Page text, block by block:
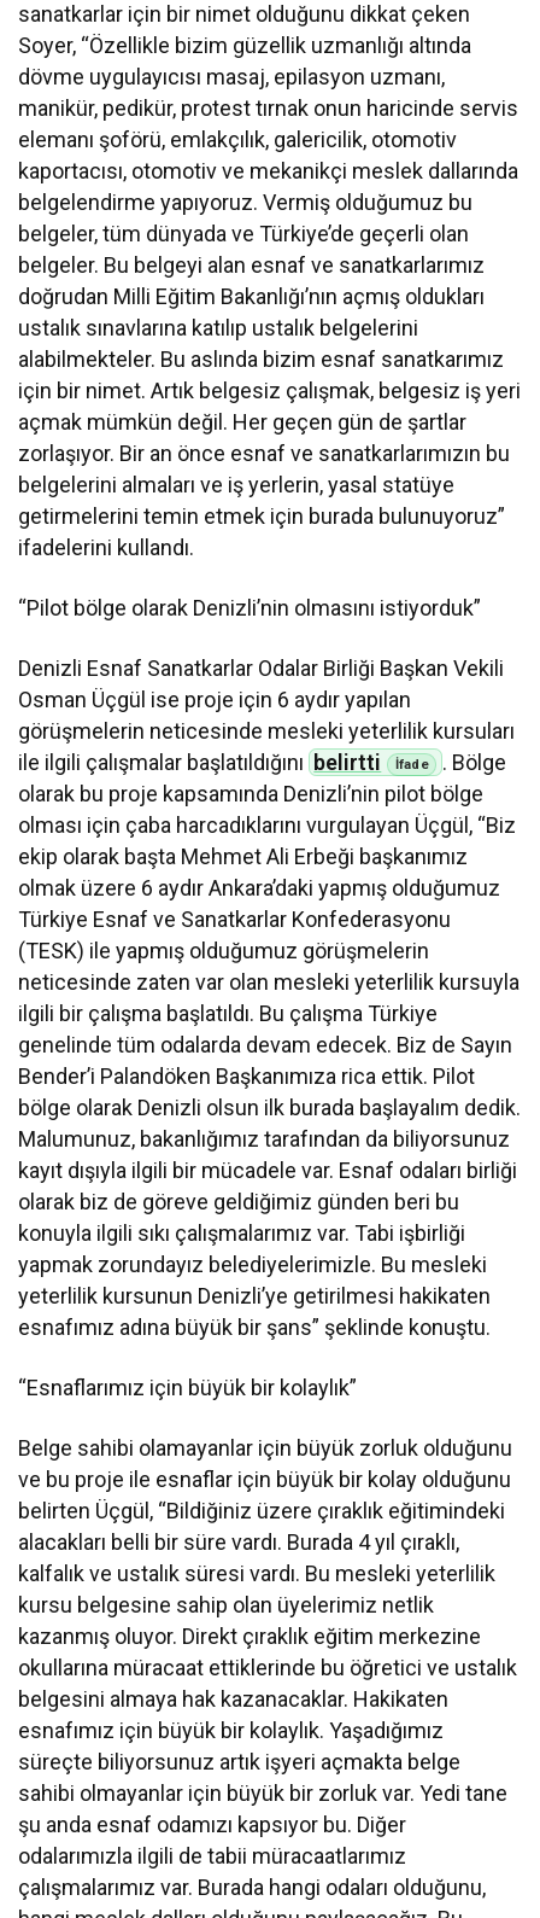
sanatkarlar için bir nimet olduğunu dikkat çeken
Soyer, “Özellikle bizim güzellik uzmanlığı altında
dövme uygulayıcısı masaj, epilasyon uzmanı,
manikür, pedikür, protest tırnak onun haricinde servis
elemanı şoförü, emlakçılık, galericilik, otomotiv
kaportacısı, otomotiv ve mekanikçi meslek dallarında
belgelendirme yapıyoruz. Vermiş olduğumuz bu
belgeler, tüm dünyada ve Türkiye’de geçerli olan
belgeler. Bu belgeyi alan esnaf ve sanatkarlarımız
doğrudan Milli Eğitim Bakanlığı’nın açmış oldukları
ustalık sınavlarına katılıp ustalık belgelerini
alabilmekteler. Bu aslında bizim esnaf sanatkarımız
için bir nimet. Artık belgesiz çalışmak, belgesiz iş yeri
açmak mümkün değil. Her geçen gün de şartlar
zorlaşıyor. Bir an önce esnaf ve sanatkarlarımızın bu
belgelerini almaları ve iş yerlerin, yasal statüye
getirmelerini temin etmek için burada bulunuyoruz”
ifadelerini kullandı.
“Pilot bölge olarak Denizli’nin olmasını istiyorduk”
Denizli Esnaf Sanatkarlar Odalar Birliği Başkan Vekili
Osman Üçgül ise proje için 6 aydır yapılan
görüşmelerin neticesinde mesleki yeterlilik kursuları
ile ilgili çalışmalar başlatıldığını belirtti
. Bölge
olarak bu proje kapsamında Denizli’nin pilot bölge
olması için çaba harcadıklarını vurgulayan Üçgül, “Biz
ekip olarak başta Mehmet Ali Erbeği başkanımız
olmak üzere 6 aydır Ankara’daki yapmış olduğumuz
Türkiye Esnaf ve Sanatkarlar Konfederasyonu
(TESK) ile yapmış olduğumuz görüşmelerin
neticesinde zaten var olan mesleki yeterlilik kursuyla
ilgili bir çalışma başlatıldı. Bu çalışma Türkiye
genelinde tüm odalarda devam edecek. Biz de Sayın
Bender’i Palandöken Başkanımıza rica ettik. Pilot
bölge olarak Denizli olsun ilk burada başlayalım dedik.
Malumunuz, bakanlığımız tarafından da biliyorsunuz
kayıt dışıyla ilgili bir mücadele var. Esnaf odaları birliği
olarak biz de göreve geldiğimiz günden beri bu
konuyla ilgili sıkı çalışmalarımız var. Tabi işbirliği
yapmak zorundayız belediyelerimizle. Bu mesleki
yeterlilik kursunun Denizli’ye getirilmesi hakikaten
esnafımız adına büyük bir şans” şeklinde konuştu.
“Esnaflarımız için büyük bir kolaylık”
Belge sahibi olamayanlar için büyük zorluk olduğunu
ve bu proje ile esnaflar için büyük bir kolay olduğunu
belirten Üçgül, “Bildiğiniz üzere çıraklık eğitimindeki
alacakları belli bir süre vardı. Burada 4 yıl çıraklı,
kalfalık ve ustalık süresi vardı. Bu mesleki yeterlilik
kursu belgesine sahip olan üyelerimiz netlik
kazanmış oluyor. Direkt çıraklık eğitim merkezine
okullarına müracaat ettiklerinde bu öğretici ve ustalık
belgesini almaya hak kazanacaklar. Hakikaten
esnafımız için büyük bir kolaylık. Yaşadığımız
süreçte biliyorsunuz artık işyeri açmakta belge
sahibi olmayanlar için büyük bir zorluk var. Yedi tane
şu anda esnaf odamızı kapsıyor bu. Diğer
odalarımızla ilgili de tabii müracaatlarımız
çalışmalarımız var. Burada hangi odaları olduğunu,